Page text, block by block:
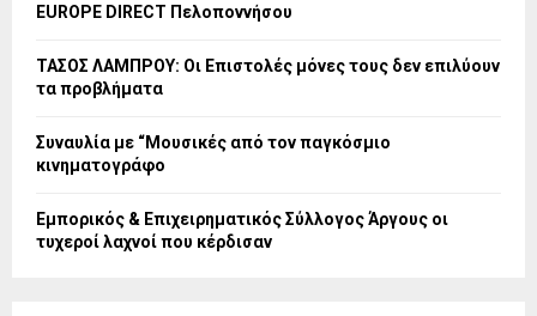
EUROPE DIRECT Πελοποννήσου
ΤΑΣΟΣ ΛΑΜΠΡΟΥ: Οι Επιστολές μόνες τους δεν επιλύουν
τα προβλήματα
Συναυλία με “Μουσικές από τον παγκόσμιο
κινηματογράφο
Εμπορικός & Επιχειρηματικός Σύλλογος Άργους οι
τυχεροί λαχνοί που κέρδισαν